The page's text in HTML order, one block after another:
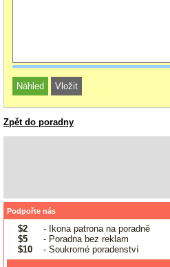
Zpět do poradny
Podpořte nás
$2
- Ikona patrona na poradně
$5
- Poradna bez reklam
$10
- Soukromé poradenství